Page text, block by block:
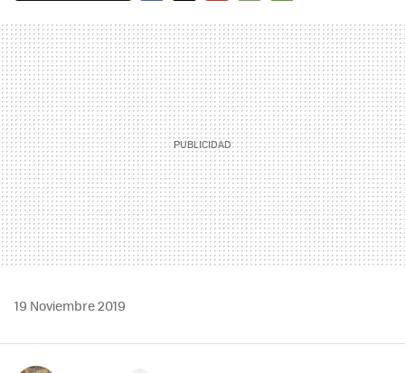
MAIL
19 Noviembre 2019